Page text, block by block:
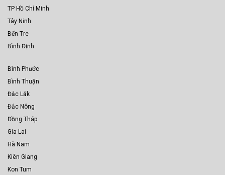
TP Hồ Chí Minh
Tây Ninh
Bến Tre
Bình Định
Bình Phước
Bình Thuận
Đắc Lắk
Đắc Nông
Đồng Tháp
Gia Lai
Hà Nam
Kiên Giang
Kon Tum